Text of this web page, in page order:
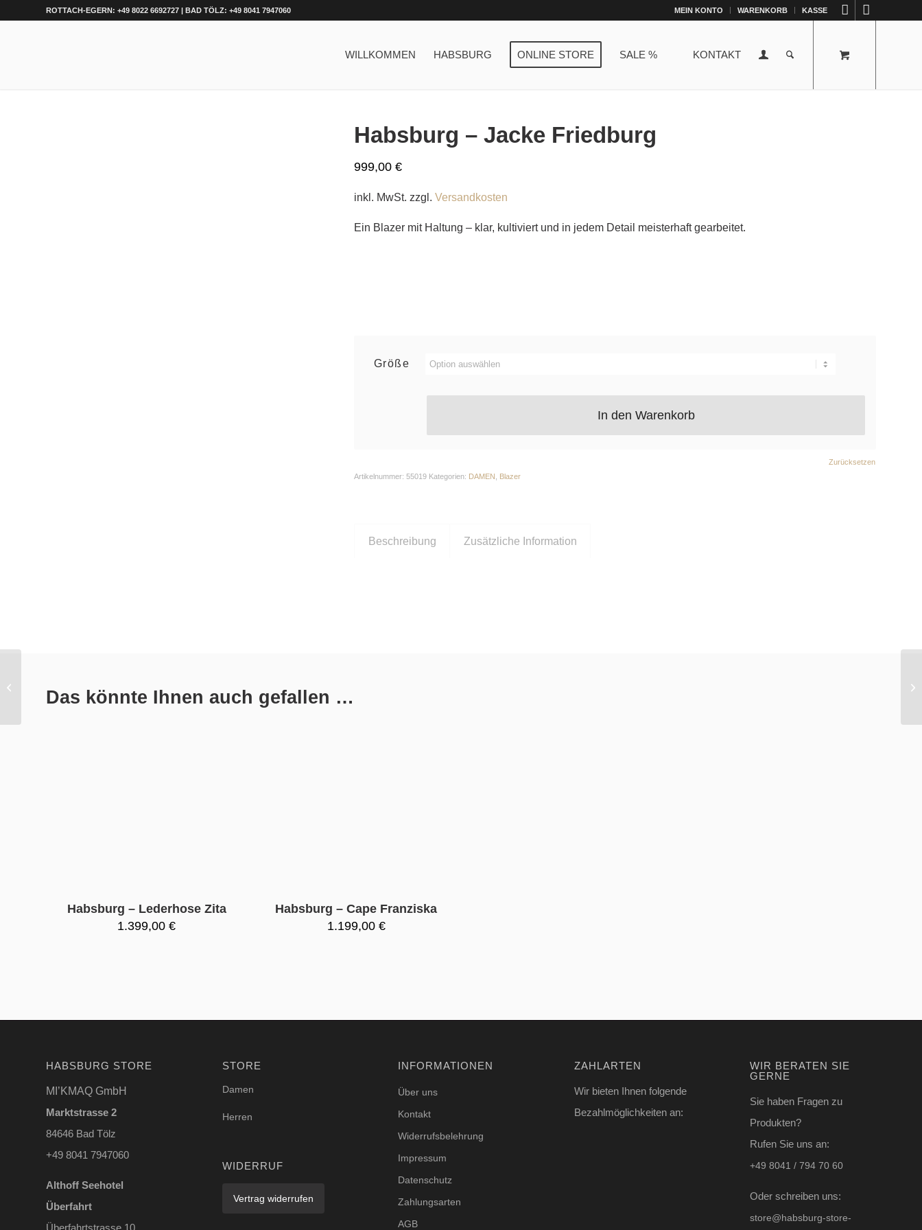
MEIN KONTO WARENKORB KASSE
ROTTACH-EGERN: +49 8022 6692727 | BAD TÖLZ: +49 8041 7947060
WILLKOMMEN HABSBURG ONLINE STORE SALE % KONTAKT
Habsburg – Jacke Friedburg
999,00€
inkl. MwSt. zzgl.Versandkosten
Ein Blazer mit Haltung – klar, kultiviert und in jedem Detail meisterhaft gearbeitet.
Größe
Zurücksetzen
In den Warenkorb
Artikelnummer:55019 Kategorien: DAMEN Blazer
Beschreibung Zusätzliche Information
Das könnte Ihnen auch gefallen …
Habsburg – Lederhose Zita
1.399,00€
Habsburg – Cape Franziska
1.199,00 €
HABSBURG STORE
MI’KMAQ GmbH
Marktstrasse 2
84646 Bad Tölz
+49 8041 7947060
Althoff Seehotel
Überfahrt
STORE
Damen
Herren
WIDERRUF
Vertrag widerrufen
INFORMATIONEN
Über uns
Kontakt
Widerrufsbelehrung
Impressum
Datenschutz
Zahlungsarten
AGB
ZAHLARTEN
Wir bieten Ihnen folgende
Bezahlmöglichkeiten an:
WIR BERATEN SIE
GERNE
Sie haben Fragen zu
Produkten?
Rufen Sie uns an:
+49 8041 / 794 70 60
Oder schreiben uns:
store@habsburg-store-
Adrian